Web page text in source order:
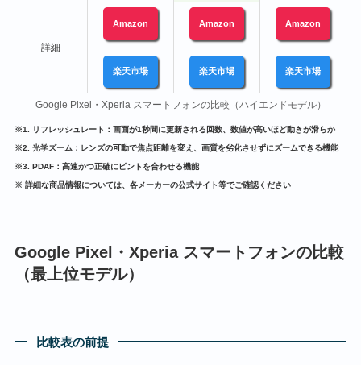
詳細
Amazon
楽天市場
Amazon
楽天市場
Amazon
楽天市場
Google Pixel・Xperia スマートフォンの比較（ハイエンドモデル）
※1. リフレッシュレート：画面が1秒間に更新される回数、数値が高いほど動きが滑らか
※2. 光学ズーム：レンズの可動で焦点距離を変え、画質を劣化させずにズームできる機能
※3. PDAF：高速かつ正確にピントを合わせる機能
※ 詳細な商品情報については、各メーカーの公式サイト等でご確認ください
Google Pixel・Xperia スマートフォンの比較
（最上位モデル）
比較表の前提